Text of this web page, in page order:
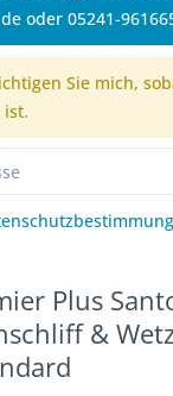
oder 05241-
Sie mich,
Plus
&